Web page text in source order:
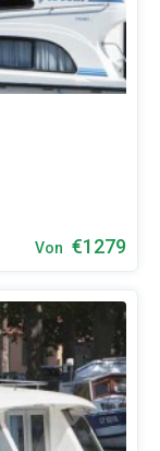
Von €1279